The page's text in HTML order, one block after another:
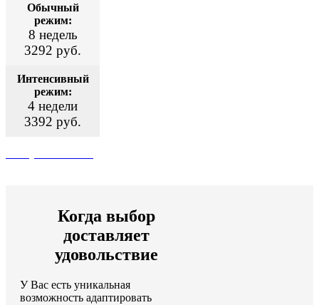
Обычный
режим:
8 недель
3292 руб.
Интенсивный
режим:
4 недели
3392 руб.
Когда выбор
доставляет
удовольствие
У Вас есть уникальная
возможность адаптировать